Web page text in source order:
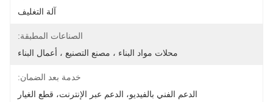
آلة التغليف
الصناعات المطبقة:
محلات مواد البناء ، مصنع التصنيع ، أعمال البناء
خدمة بعد الضمان:
الدعم الفني بالفيديو، الدعم عبر الإنترنت، قطع الغيار